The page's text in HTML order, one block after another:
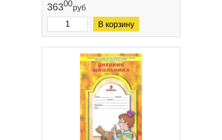
36300руб
В корзину